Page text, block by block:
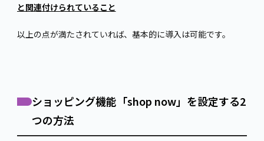
と関連付けられていること
以上の点が満たされていれば、基本的に導入は可能です。
ショッピング機能「shop now」を設定する2
つの方法